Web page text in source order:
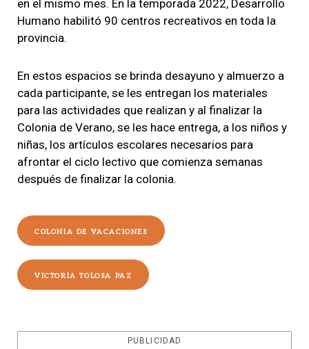
en el mismo mes. En la temporada 2022, Desarrollo
Humano habilitó 90 centros recreativos en toda la
provincia.
En estos espacios se brinda desayuno y almuerzo a
cada participante, se les entregan los materiales
para las actividades que realizan y al finalizar la
Colonia de Verano, se les hace entrega, a los niños y
niñas, los artículos escolares necesarios para
afrontar el ciclo lectivo que comienza semanas
después de finalizar la colonia.
COLONIA DE VACACIONES
VICTORIA TOLOSA PAZ
PUBLICIDAD